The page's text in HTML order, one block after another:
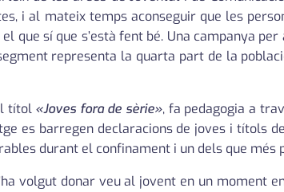
i al mateix temps aconseguir que les
que sí que s’està fent bé. Una campanya
representa la quarta part de la
títol «Joves fora de sèrie», fa pedagogia a
es barregen declaracions de joves i títols
durant el confinament i un dels que
volgut donar veu al jovent en un